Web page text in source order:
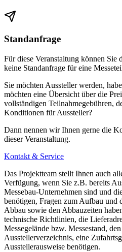
Standanfrage
Für diese Veranstaltung können Sie
keine Standanfrage für eine
Sie möchten Aussteller werden,
möchten eine Übersicht über die
vollständigen Teilnahmegebühren,
Konditionen für Aussteller?
Dann nennen wir Ihnen gerne die
dieser Veranstaltung.
Kontakt & Service
Das Projektteam stellt Ihnen auch
Verfügung, wenn Sie z.B. bereits
Messebau-Unternehmen sind und
benötigen, Fragen zum Aufbau und
Abbau sowie den Abbauzeiten
technische Richtlinien, die
Messegelände bzw. Messestand,
Ausstellerverzeichnis, eine
Ausstellerausweise benötigen.